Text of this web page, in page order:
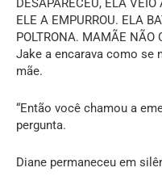
DESAPARECEU, ELA
ELE A EMPURROU. ELA
POLTRONA. MAMÃE NÃO
Jake a encarava como se
mãe.
“Então você chamou a
pergunta.
Diane permaneceu em